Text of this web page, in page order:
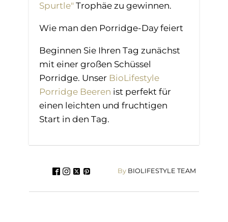
Spurtle" Trophäe zu gewinnen.
Wie man den Porridge-Day feiert
Beginnen Sie Ihren Tag zunächst
mit einer großen Schüssel
Porridge. Unser BioLifestyle
Porridge Beeren ist perfekt für
einen leichten und fruchtigen
Start in den Tag.
ByBIOLIFESTYLE TEAM